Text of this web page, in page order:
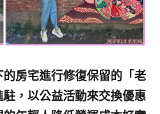
房宅進行修復保留的「老
，以公益活動來交換優惠